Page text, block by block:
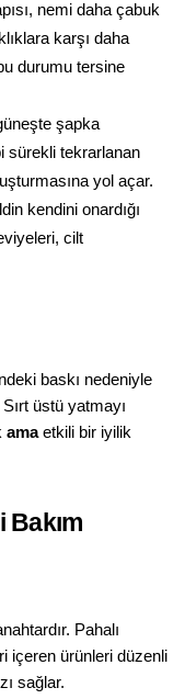
nemi daha çabuk
karşı daha
durumu tersine
şapka
sürekli tekrarlanan
yol açar.
kendini onardığı
cilt
baskı nedeniyle
üstü yatmayı
ama etkili bir iyilik
Pahalı
içeren ürünleri düzenli
sağlar.